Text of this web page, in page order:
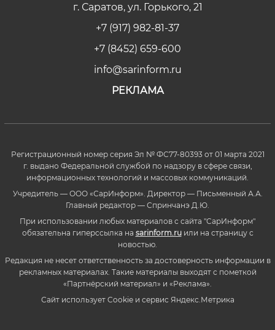
г. Саратов, ул. Горького, 21
+7 (917) 982-81-37
+7 (8452) 659-600
info@sarinform.ru
РЕКЛАМА
Регистрационный номер серия Эл № ФС77-80393 от 01 марта 2021
г. выдано Федеральной службой по надзору в сфере связи,
информационных технологий и массовых коммуникаций.
Учредитель — ООО «СарИнформ». Директор — Письменный А.А.
Главный редактор — Спринчанэ Д.Ю.
При использовании любых материалов с сайта "СарИнформ"
обязательна гиперссылка на sarinform.ruили на страницу с
новостью.
Редакция не несет ответственность за достоверность информации в
рекламных материалах. Такие материалы выходят с пометкой
«Партнёрский материал» и «Реклама».
Сайт использует Cookie и сервиc Яндекс.Метрика